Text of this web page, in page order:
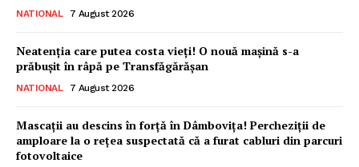
NATIONAL 7 August 2026
Neatenția care putea costa vieți! O nouă mașină s-a
prăbușit în râpă pe Transfăgărășan
NATIONAL 7 August 2026
Mascații au descins în forță în Dâmbovița! Percheziții de
amploare la o rețea suspectată că a furat cabluri din parcuri
fotovoltaice